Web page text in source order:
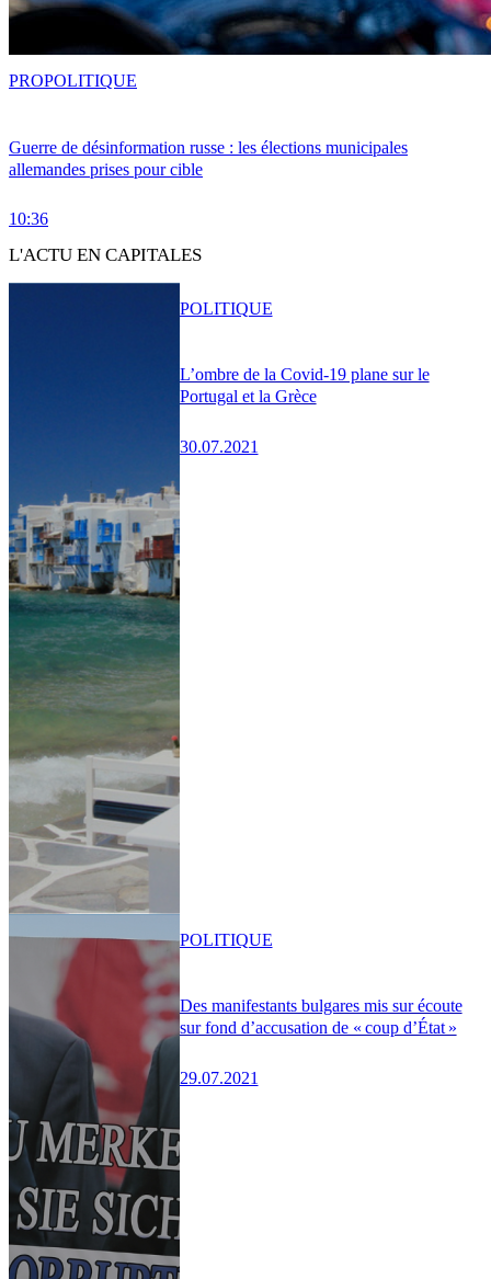
Guerre de désinformation russe : les élections municipales
allemandes prises pour cible
10:36
PROPOLITIQUE
L'ACTU EN CAPITALES
L’ombre de la Covid-19 plane sur le
Portugal et la Grèce
30.07.2021
POLITIQUE
Des manifestants bulgares mis sur écoute
sur fond d’accusation de « coup d’État »
29.07.2021
POLITIQUE